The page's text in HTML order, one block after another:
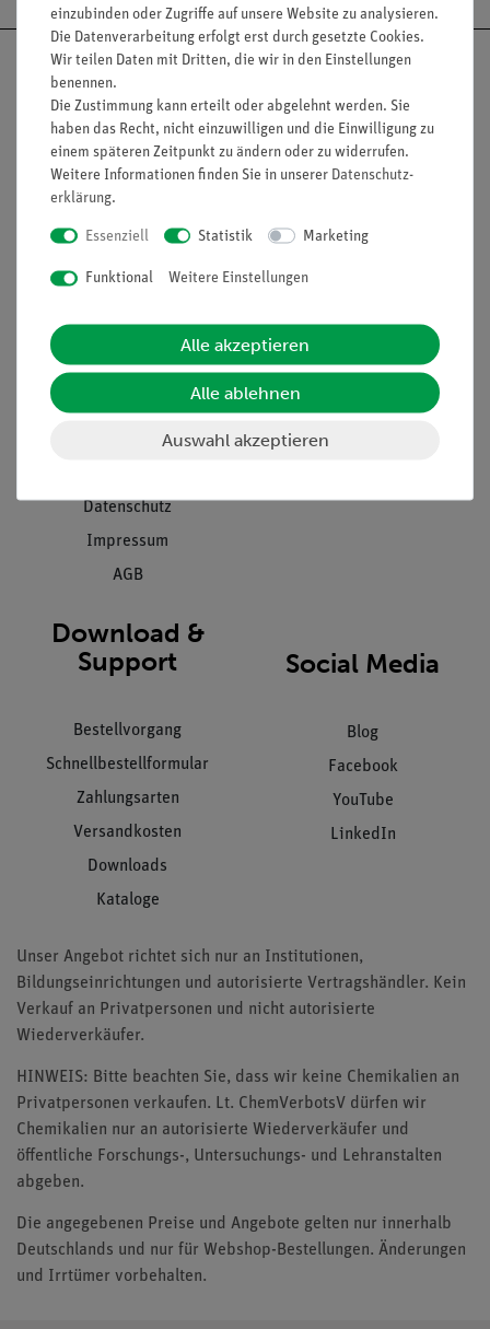
Nach oben
Informationen
Projekte und Lösungen
Presse
Datenschutz
Impressum
AGB
Service
Beratung & Showroom
Inventarisierungs- &
Inbetriebnahme & Schulungen
Download &
Support
Bestellvorgang
Schnellbestellformular
Zahlungsarten
Versandkosten
Downloads
Kataloge
Social Media
Blog
Facebook
YouTube
LinkedIn
Unser Angebot richtet sich nur an Institutionen,
Bildungseinrichtungen und autorisierte Vertragshändler. Kein
Verkauf an Privatpersonen und nicht autorisierte
Wiederverkäufer.
HINWEIS: Bitte beachten Sie, dass wir keine Chemikalien an
Privatpersonen verkaufen. Lt. ChemVerbotsV dürfen wir
Chemikalien nur an autorisierte Wiederverkäufer und
öffentliche Forschungs-, Untersuchungs- und Lehranstalten
abgeben.
Die angegebenen Preise und Angebote gelten nur innerhalb
Deutschlands und nur für Webshop-Bestellungen. Änderungen
und Irrtümer vorbehalten.
einzubinden oder Zugriffe auf unsere Website zu analysieren.
Die Datenverarbeitung erfolgt erst durch gesetzte Cookies.
Wir teilen Daten mit Dritten, die wir in den Einstellungen
benennen.
Die Zustimmung kann erteilt oder abgelehnt werden. Sie
haben das Recht, nicht einzuwilligen und die Einwilligung zu
einem späteren Zeitpunkt zu ändern oder zu widerrufen.
Weitere Informationen finden Sie in unserer Daten­schutz­
erklärung.
Essenziell Statistik Marketing
Funktional Weitere Einstellungen
Alle akzeptieren
Alle ablehnen
Auswahl akzeptieren